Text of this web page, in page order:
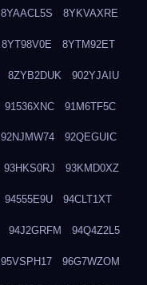
8YAACL5S 8YKVAXRE
8YT98V0E 8YTM92ET
8ZYB2DUK 902YJAIU
91536XNC 91M6TF5C
92NJMW74 92QEGUIC
93HKS0RJ 93KMD0XZ
94555E9U 94CLT1XT
94J2GRFM 94Q4Z2L5
95VSPH17 96G7WZOM